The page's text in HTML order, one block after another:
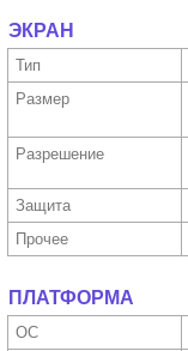
ЭКРАН
Тип
Размер
Разре­шение
Защита
Прочее
ПЛАТФОРМА
ОС